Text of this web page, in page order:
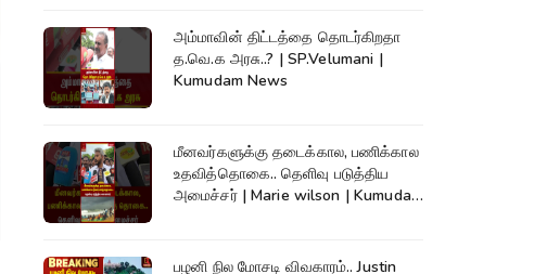
அம்மாவின் திட்டத்தை தொடர்கிறதா
த.வெ.க அரசு..? | SP.Velumani |
Kumudam News
மீனவர்களுக்கு தடைக்கால, பணிக்கால
உதவித்தொகை.. தெளிவு படுத்திய
அமைச்சர் | Marie wilson | Kumudam
பழனி நில மோசடி விவகாரம்.. Justin